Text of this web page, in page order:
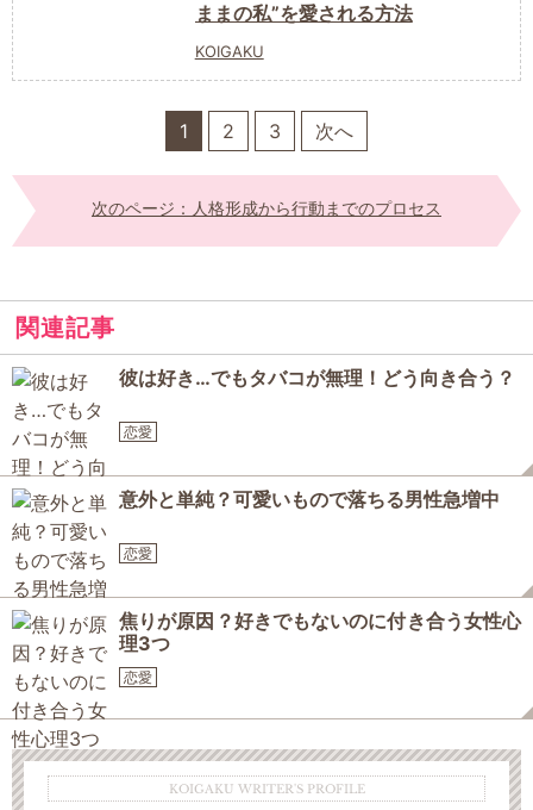
ままの私”を愛される方法
KOIGAKU
1 2 3 次へ
次のページ：人格形成から行動までのプロセス
関連記事
彼は好き…でもタバコが無理！どう向き合う？
恋愛
意外と単純？可愛いもので落ちる男性急増中
恋愛
焦りが原因？好きでもないのに付き合う女性心
理3つ
恋愛
KOIGAKU WRITER'S PROFILE